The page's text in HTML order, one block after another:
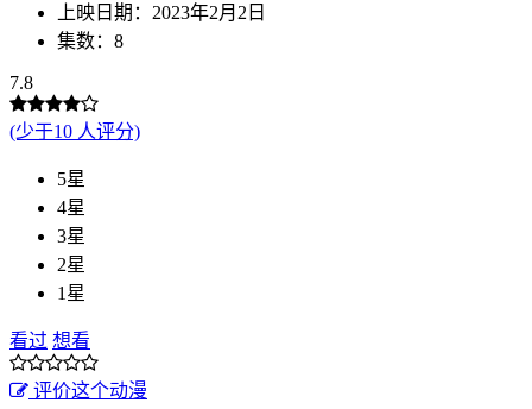
上映日期：2023年2月2日
集数：8
7.8
(少于10 人评分)
5星
4星
3星
2星
1星
看过 想看
评价这个动漫